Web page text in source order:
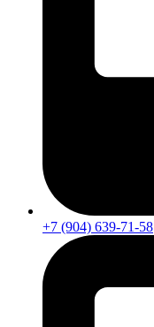
+7 (904) 639-71-58